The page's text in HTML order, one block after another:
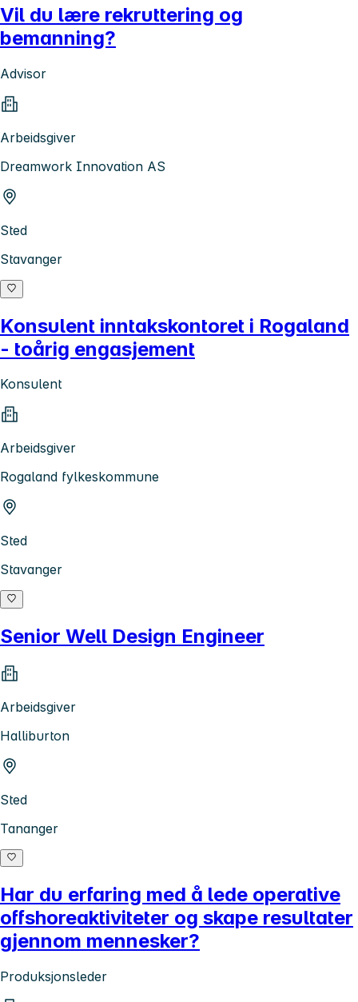
Vil du lære rekruttering og
bemanning?
Advisor
Arbeidsgiver
Dreamwork Innovation AS
Sted
Stavanger
Konsulent inntakskontoret i Rogaland
- toårig engasjement
Konsulent
Arbeidsgiver
Rogaland fylkeskommune
Sted
Stavanger
Senior Well Design Engineer
Arbeidsgiver
Halliburton
Sted
Tananger
Har du erfaring med å lede operative
offshoreaktiviteter og skape resultater
gjennom mennesker?
Produksjonsleder